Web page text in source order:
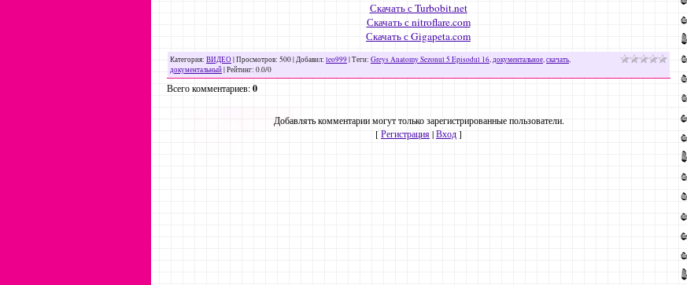
Скачать с Turbobit.net
Скачать с nitroflare.com
Скачать с Gigapeta.com
Категория: ВИДЕО |Просмотров: 500 |Добавил: leo999|Теги: Greys Anatomy Sezonul 5 Episodul 16,документальное,скачать,
документальный|Рейтинг: 0.0/0
Всего комментариев:0
Добавлять комментарии могут только зарегистрированные пользователи.
[Регистрация|Вход]